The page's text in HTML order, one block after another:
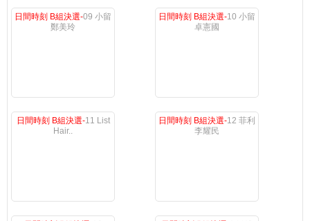
日間時刻 B組決選-09 小留
鄭美玲
日間時刻 B組決選-10 小留
卓憲國
日間時刻 B組決選-11 List
Hair..
日間時刻 B組決選-12 菲利
李耀民